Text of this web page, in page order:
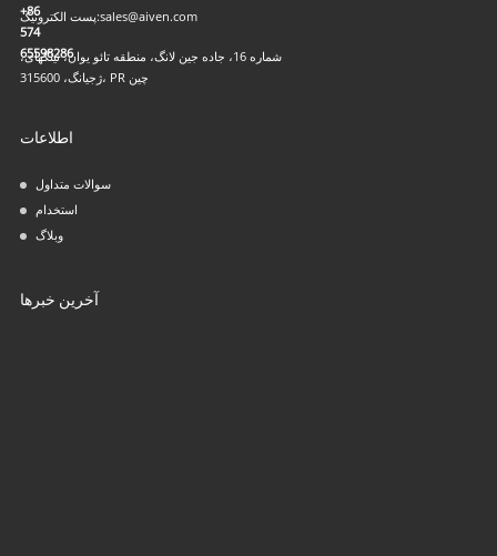
+86
574
65598286
پست الکترونیک:sales@aiven.com
شماره 16، جاده جین لانگ، منطقه تائو یوان، نینگهای،
ژجیانگ، 315600، PR چین
اطلاعات
سوالات متداول
استخدام
وبلاگ
آخرین خبرها